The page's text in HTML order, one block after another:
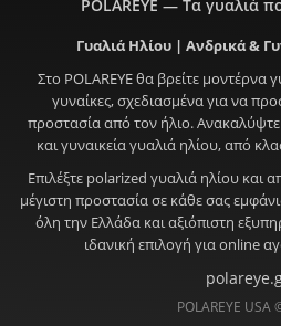
POLAREYE — Τα γυαλιά
Γυαλιά Ηλίου | Ανδρικά &
Στο POLAREYE θα βρείτε μοντέρνα
γυναίκες, σχεδιασμένα για να
προστασία από τον ήλιο. Ανακαλύψτε
και γυναικεία γυαλιά ηλίου, από
Επιλέξτε polarized γυαλιά ηλίου και
μέγιστη προστασία σε κάθε σας
όλη την Ελλάδα και αξιόπιστη
ιδανική επιλογή για online
POLAREYE USA